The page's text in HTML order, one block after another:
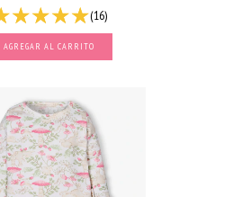
(16)
AGREGAR AL CARRITO